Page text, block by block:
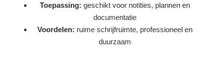
Toepassing: geschikt voor notities, plannen en
documentatie
Voordelen: ruime schrijfruimte, professioneel en
duurzaam